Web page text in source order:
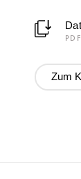
PDF
Zum